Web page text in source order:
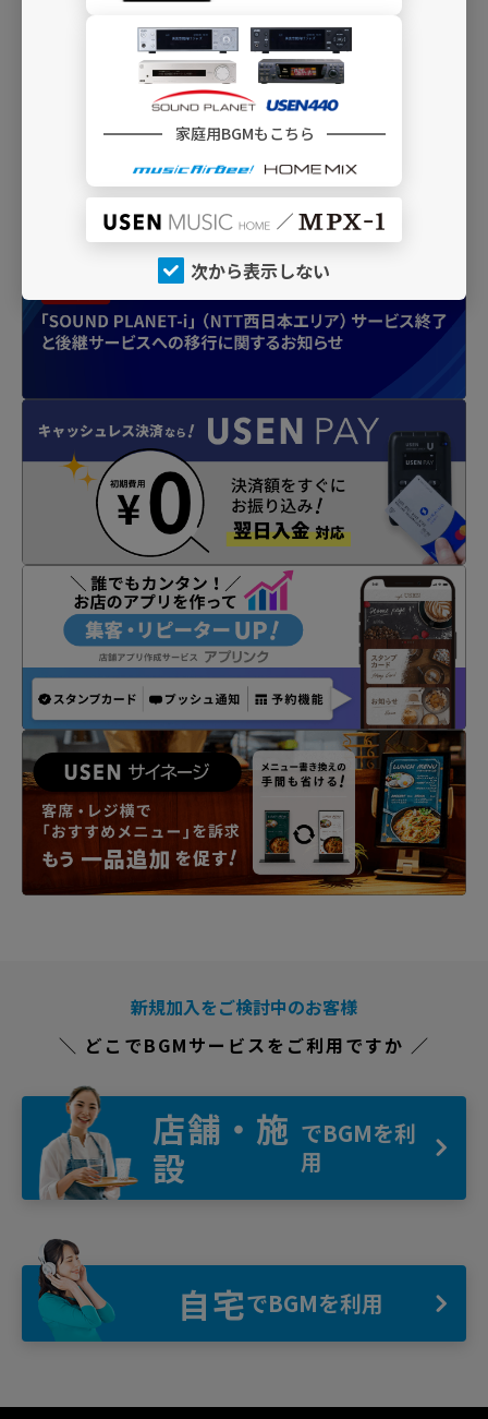
A12 やさしいクラシック
クラシックのスタンダード・チャンネル。聴
き心地のよい名演を
新規加入をご検討中のお客様
＼ どこでBGMサービスをご利用ですか ／
店舗・施
設
でBGMを利
用
自宅でBGMを利用
家庭用BGMもこちら
次から表示しない